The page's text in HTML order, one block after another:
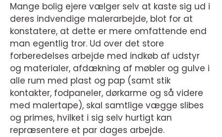
Mange bolig ejere vælger selv at kaste sig ud i
deres indvendige malerarbejde, blot for at
konstatere, at dette er mere omfattende end
man egentlig tror. Ud over det store
forberedelses arbejde med indkøb af udstyr
og materialer, afdækning af møbler og gulve i
alle rum med plast og pap (samt stik
kontakter, fodpaneler, dørkarme og så videre
med malertape), skal samtlige vægge slibes
og primes, hvilket i sig selv hurtigt kan
repræsentere et par dages arbejde.